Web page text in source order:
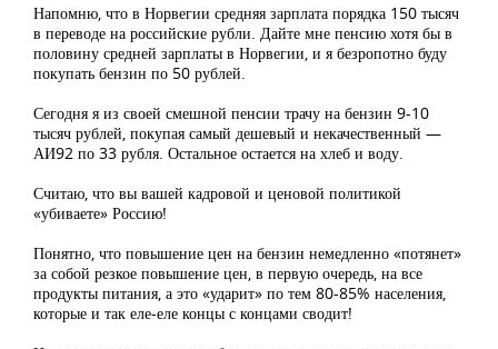
Напомню, что в Норвегии средняя зарплата порядка 150 тысяч
в переводе на российские рубли. Дайте мне пенсию хотя бы в
половину средней зарплаты в Норвегии, и я безропотно буду
покупать бензин по 50 рублей.
Сегодня я из своей смешной пенсии трачу на бензин 9-10
тысяч рублей, покупая самый дешевый и некачественный —
АИ92 по 33 рубля. Остальное остается на хлеб и воду.
Считаю, что вы вашей кадровой и ценовой политикой
«убиваете» Россию!
Понятно, что повышение цен на бензин немедленно «потянет»
за собой резкое повышение цен, в первую очередь, на все
продукты питания, а это «ударит» по тем 80-85% населения,
которые и так еле-еле концы с концами сводит!